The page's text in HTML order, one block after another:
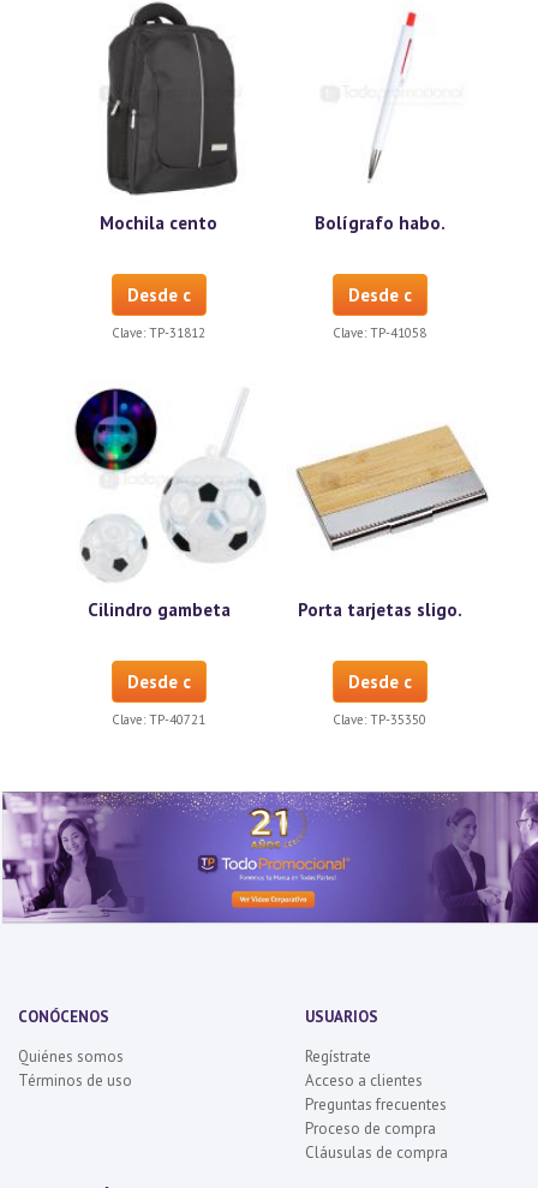
Mochila cento
Desde c
Clave: TP-31812
Bolígrafo habo.
Desde c
Clave: TP-41058
Cilindro gambeta
Desde c
Clave: TP-40721
Porta tarjetas sligo.
Desde c
Clave: TP-35350
CONÓCENOS
Quiénes somos
Términos de uso
USUARIOS
Regístrate
Acceso a clientes
Preguntas frecuentes
Proceso de compra
Cláusulas de compra